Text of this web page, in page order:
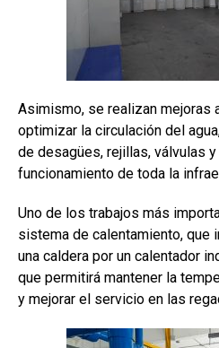
Asimismo, se realizan mejoras
optimizar la circulación del
de desagües, rejillas, válvulas
funcionamiento de toda la
Uno de los trabajos más
sistema de calentamiento, que
una caldera por un calentador
que permitirá mantener la
y mejorar el servicio en las